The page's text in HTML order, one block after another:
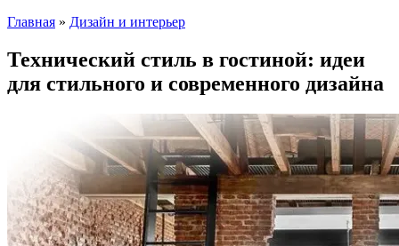
Главная » Дизайн и интерьер
Технический стиль в гостиной: идеи
для стильного и современного дизайна